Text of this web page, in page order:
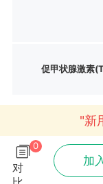
促甲状腺激素
"新
0
对
加